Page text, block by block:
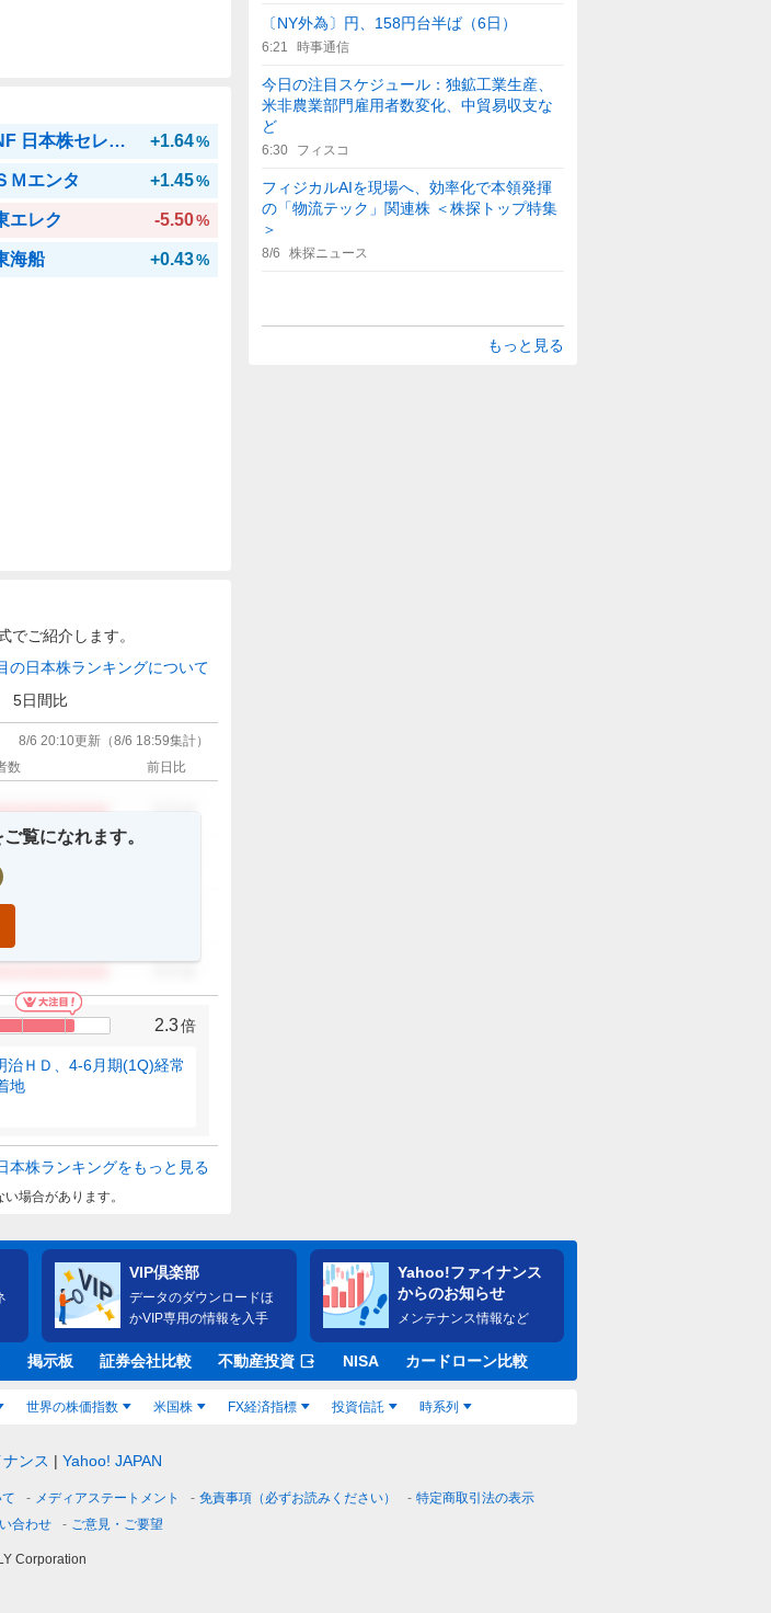
NF 日本株セレクト +1.64%
Ｍエンタ +1.45%
エレク -5.50%
海船 +0.43%
ご紹介します。
の日本株ランキングについて
5日間比
8/6 20:10更新 （8/6 18:59集計）
数 前日比
2.3倍
治ＨＤ、4-6月期(1Q)経常
地
覧になれます。
本株ランキングをもっと見る
場合があります。
〔NY外為〕円、158円台半ば（6日）
6:21 時事通信
今日の注目スケジュール：独鉱工業生産、
米非農業部門雇用者数変化、中貿易収支な
ど
6:30 フィスコ
フィジカルAIを現場へ、効率化で本領発揮
の「物流テック」関連株 ＜株探トップ特集
＞
8/6 株探ニュース
もっと見る
VIP倶楽部
データのダウンロードほ
かVIP専用の情報を入手
Yahoo!ファイナンス
からのお知らせ
メンテナンス情報など
掲示板 証券会社比較 不動産投資 NISA カードローン比較
世界の株価指数 米国株 FX経済指標 投資信託 時系列
ンス Yahoo! JAPAN
メディアステートメント 免責事項（必ずお読みください）
特定商取引法の表示
合わせ
ご意見・ご要望
Corporation